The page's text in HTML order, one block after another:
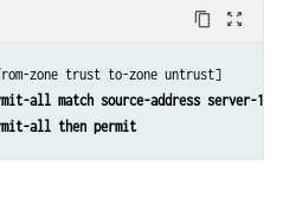
content_copy zoom_out_map
zone trust to-zone untrust]
all match source-address server-1
all then permit